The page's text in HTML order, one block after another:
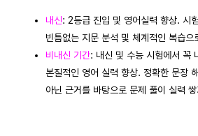
내신: 2등급 진입 및 영어실력 향상. 시
빈틈없는 지문 분석 및 체계적인 복습으
비내신 기간: 내신 및 수능 시험에서 꼭
본질적인 영어 실력 향상. 정확한 문장
아닌 근거를 바탕으로 문제 풀이 실력